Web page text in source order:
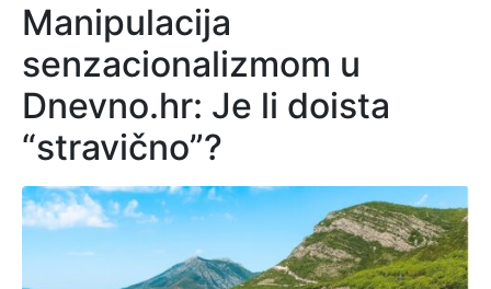
Manipulacija
senzacionalizmom u
Dnevno.hr: Je li doista
“stravično”?